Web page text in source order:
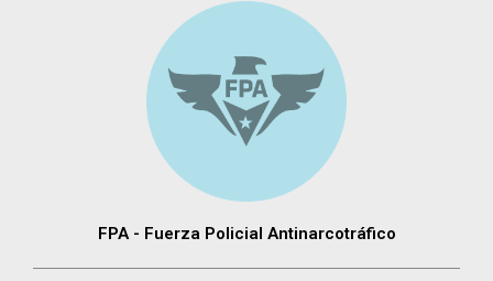
FPA - Fuerza Policial Antinarcotráfico